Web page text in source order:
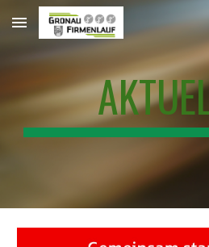
Skip to main content